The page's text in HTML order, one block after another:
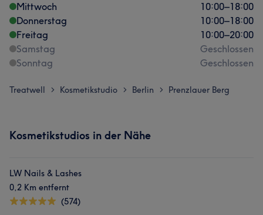
Mittwoch
10:00–18:00
Donnerstag
10:00–18:00
Freitag
10:00–20:00
Samstag
Geschlossen
Sonntag
Geschlossen
Treatwell > Kosmetikstudio > Berlin > Prenzlauer Berg
Kosmetikstudios in der Nähe
LW Nails & Lashes
0,2 Km entfernt
(574)